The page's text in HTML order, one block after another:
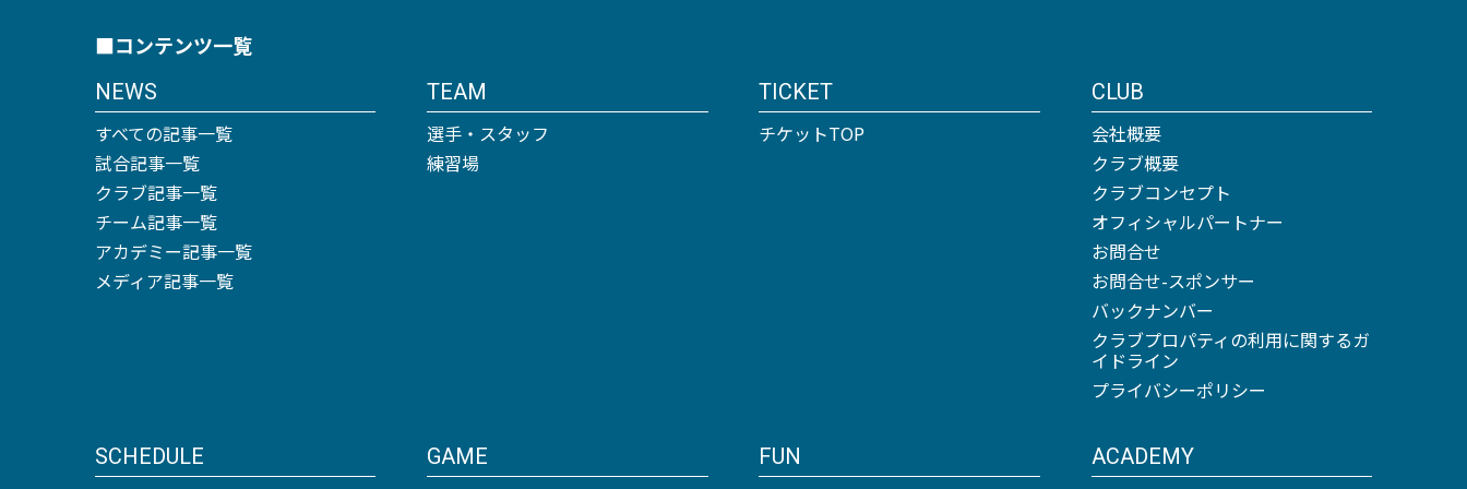
■コンテンツ一覧
NEWS
すべての記事一覧
試合記事一覧
クラブ記事一覧
チーム記事一覧
アカデミー記事一覧
メディア記事一覧
SCHEDULE
TEAM
選手・スタッフ
練習場
GAME
TICKET
チケットTOP
FUN
ACADEMY
CLUB
会社概要
クラブ概要
クラブコンセプト
オフィシャルパートナー
お問合せ
お問合せ-スポンサー
バックナンバー
クラブプロパティの利用に関するガ
イドライン
プライバシーポリシー